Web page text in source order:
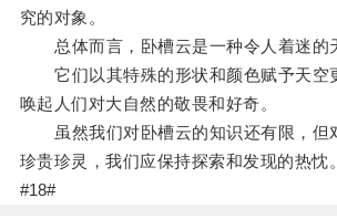
究的对象。
总体而言，卧槽云是一种令人着迷的
它们以其特殊的形状和颜色赋予天空
唤起人们对大自然的敬畏和好奇。
虽然我们对卧槽云的知识还有限，但
珍贵珍灵，我们应保持探索和发现的热忱。
#18#